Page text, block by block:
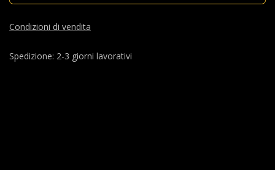
Condizioni di vendita
Spedizione: 2-3 giorni lavorativi